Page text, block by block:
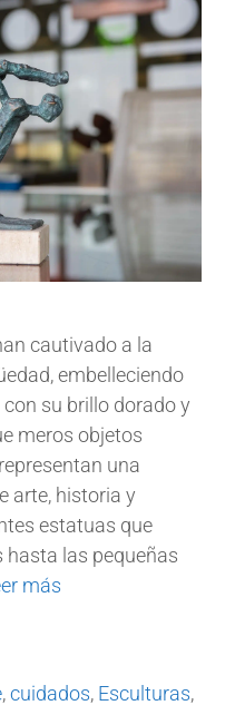
cautivado a la
embelleciendo
su brillo dorado y
meros objetos
una
arte, historia y
estatuas que
las pequeñas
más
,cuidados, Esculturas,